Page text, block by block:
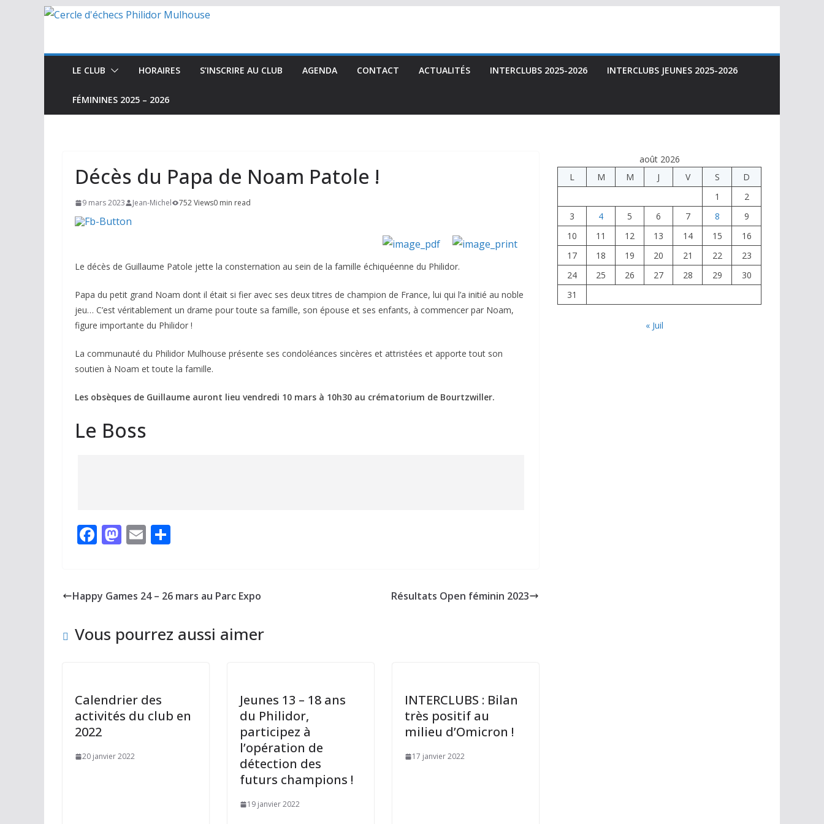
Passer
LE CLUB HORAIRES S’INSCRIRE AU CLUB AGENDA CONTACT ACTUALITÉS INTERCLUBS 2025-2026 INTERCLUBS JEUNES 2025-2026
FÉMININES 2025 – 2026
Décès du Papa de Noam Patole !
9 mars 2023 Jean-Michel 752 Views0 min read
Le décès de Guillaume Patole jette la consternation au sein de la famille échiquéenne du Philidor.
Papa du petit grand Noam dont il était si fier avec ses deux titres de champion de France, lui qui l’a initié au noble
jeu… C’est véritablement un drame pour toute sa famille, son épouse et ses enfants, à commencer par Noam,
figure importante du Philidor !
La communauté du Philidor Mulhouse présente ses condoléances sincères et attristées et apporte tout son
soutien à Noam et toute la famille.
Les obsèques de Guillaume auront lieu vendredi 10 mars à 10h30 au crématorium de Bourtzwiller.
Le Boss
F
b
o
M
d
n
E
l g
Happy Games 24 – 26 mars au Parc Expo Résultats Open féminin 2023
Vous pourrez aussi aimer
Calendrier des
activités du club en
2022
20 janvier 2022
Jeunes 13 – 18 ans
du Philidor,
participez à
l’opération de
détection des
futurs champions !
19 janvier 2022
INTERCLUBS : Bilan
très positif au
milieu d’Omicron !
17 janvier 2022
août 2026
L
M M J V S
D
1
2
3
4 5 6 7 8
9
10
11 12 13 14 15
16
17
18 19 20 21 22
23
24
25 26 27 28 29
30
31
« Juil